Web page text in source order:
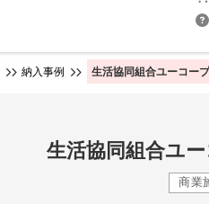
納入事例 生活協同組合ユーコー
生活協同組合ユ
商業